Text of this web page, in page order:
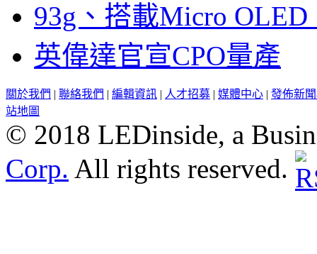
93g、搭載Micro
英偉達官宣CPO量產
關於我們 | 聯絡我們 | 編輯資訊 | 人才招募 | 媒體中心 | 發佈新
站地圖
© 2018 LEDinside, a
Corp. All rights reserved.